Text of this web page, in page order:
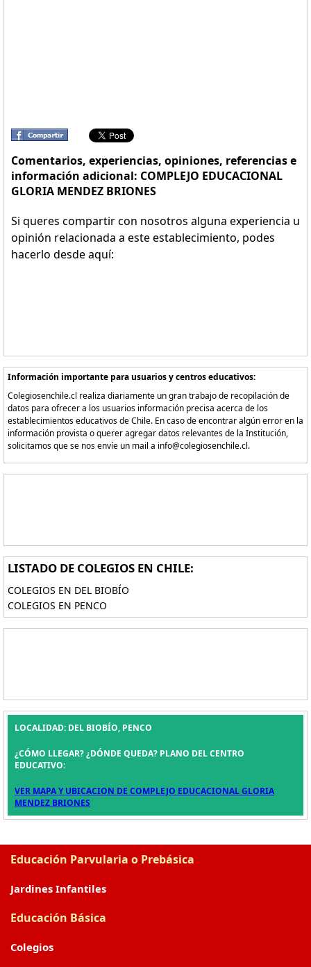
Comentarios, experiencias, opiniones, referencias e
información adicional: COMPLEJO EDUCACIONAL
GLORIA MENDEZ BRIONES
Si queres compartir con nosotros alguna experiencia u
opinión relacionada a este establecimiento, podes
hacerlo desde aquí:
Información importante para usuarios y centros educativos:
Colegiosenchile.cl realiza diariamente un gran trabajo de recopilación de
datos para ofrecer a los usuarios información precisa acerca de los
establecimientos educativos de Chile. En caso de encontrar algún error en la
información provista o querer agregar datos relevantes de la Institución,
solicitamos que se nos envíe un mail a info@colegiosenchile.cl.
LISTADO DE COLEGIOS EN CHILE:
COLEGIOS EN DEL BIOBÍO
COLEGIOS EN PENCO
LOCALIDAD: DEL BIOBÍO, PENCO
¿CÓMO LLEGAR? ¿DÓNDE QUEDA? PLANO DEL CENTRO
EDUCATIVO:
VER MAPA Y UBICACION DE COMPLEJO EDUCACIONAL GLORIA
MENDEZ BRIONES
Educación Parvularia o Prebásica
Jardines Infantiles
Educación Básica
Colegios